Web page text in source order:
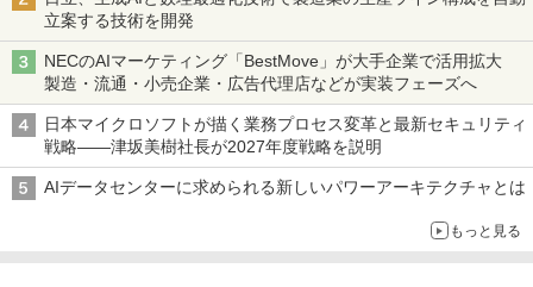
立案する技術を開発
NECのAIマーケティング「BestMove」が大手企業で活用拡大
製造・流通・小売企業・広告代理店などが実装フェーズへ
日本マイクロソフトが描く業務プロセス変革と最新セキュリティ
戦略――津坂美樹社長が2027年度戦略を説明
AIデータセンターに求められる新しいパワーアーキテクチャとは
もっと見る